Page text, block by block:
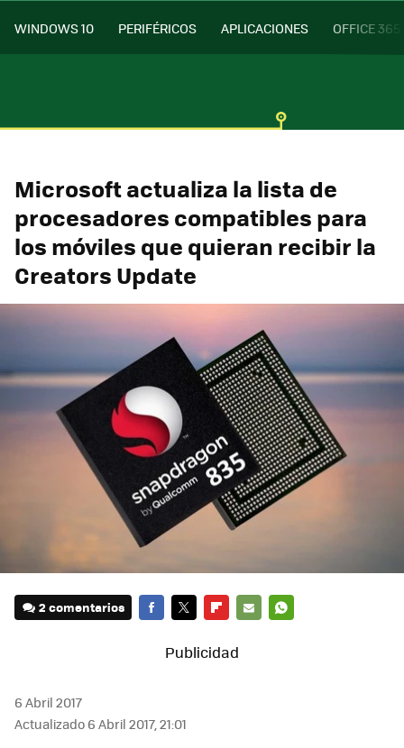
WINDOWS 10 PERIFÉRICOS APLICACIONES OFFICE 365
Microsoft actualiza la lista de
procesadores compatibles para
los móviles que quieran recibir la
Creators Update
2 comentarios
MAIL
6 Abril 2017
Actualizado 6 Abril 2017, 21:01